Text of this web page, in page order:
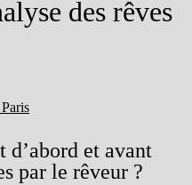
des rêves
d’abord et avant
par le rêveur ?